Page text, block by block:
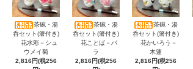
茶碗・湯
呑セット(箸付き)
花水彩－シュ
ウメイ菊
2,816円(税256
茶碗・湯
呑セット(箸付き)
花ことば－バ
ラ
2,816円(税256
茶碗・湯
呑セット(箸付き)
花かいろう－
木蓮
2,816円(税256